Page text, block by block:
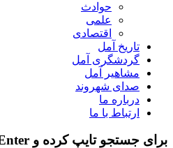
حوادث
علمی
اقتصادی
تاریخ آمل
گردشگری آمل
مشاهیر آمل
صدای شهروند
درباره ما
ارتباط با ما
برای جستجو تایپ کرده و Enter را بزنید